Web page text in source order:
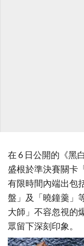
在 6 日公開的《黑
盛根於準決賽關卡
有限時間內端出包
盤」及「曉鐘羹」
大師」不容忽視的
眾留下深刻印象。